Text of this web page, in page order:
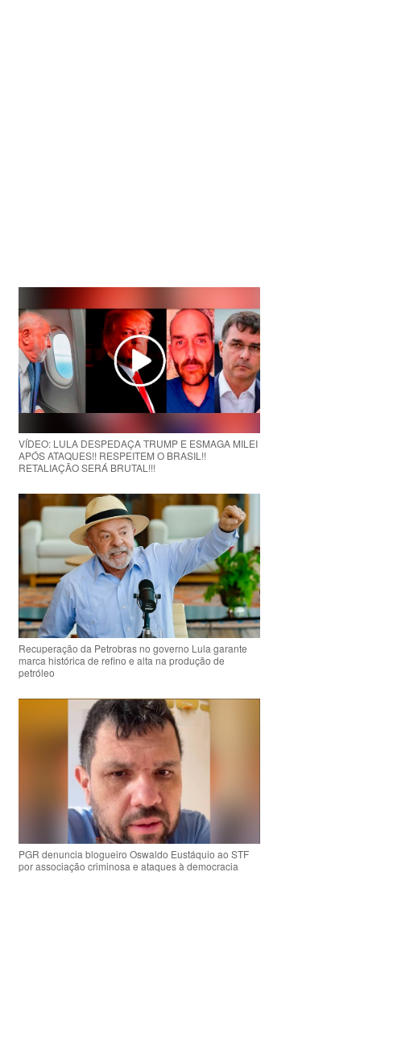
VÍDEO: LULA DESPEDAÇA TRUMP E ESMAGA MILEI
APÓS ATAQUES!! RESPEITEM O BRASIL!!
RETALIAÇÃO SERÁ BRUTAL!!!
Recuperação da Petrobras no governo Lula garante
marca histórica de refino e alta na produção de
petróleo
PGR denuncia blogueiro Oswaldo Eustáquio ao STF
por associação criminosa e ataques à democracia